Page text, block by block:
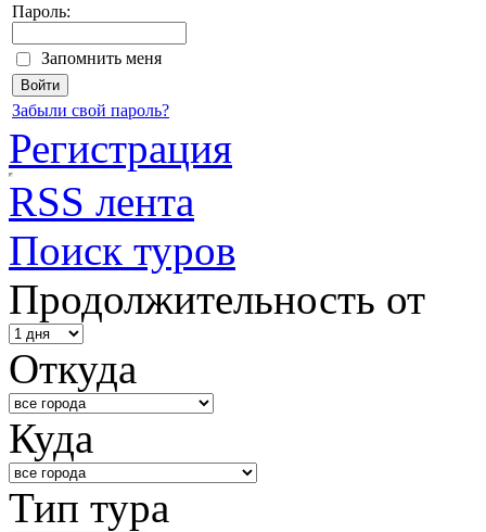
Пароль:
Запомнить меня
Забыли свой пароль?
Регистрация
RSS лента
Поиск туров
Продолжительность от
Откуда
Куда
Тип тура